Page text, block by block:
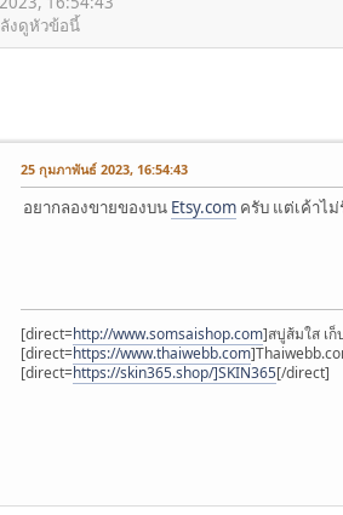
งดูหัวข้อนี้
25 กุมภาพันธ์ 2023, 16:54:43
อยากลองขายของบน Etsy.com ครับ แต่เค้าไ
[direct=http://www.somsaishop.com]สบู่ส้มใส เ
[direct=https://www.thaiwebb.com
[direct=https://skin365.shop/]SKIN365[/direct]